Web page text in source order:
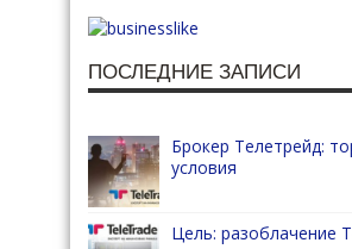
ПОСЛЕДНИЕ ЗАПИСИ
Брокер Телетрейд:
условия
Цель: разоблачение